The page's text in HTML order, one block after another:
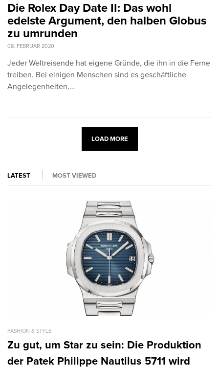
Die Rolex Day Date II: Das wohl
edelste Argument, den halben Globus
zu umrunden
08. FEBRUAR 2020
Jeder Weltreisende hat eigene Gründe, die ihn in die Ferne
treiben. Bei einigen Menschen sind es geschäftliche
Angelegenheiten,…
LOAD MORE
LATEST MOST VIEWED
FASHION & STYLE
Zu gut, um Star zu sein: Die Produktion
der Patek Philippe Nautilus 5711 wird